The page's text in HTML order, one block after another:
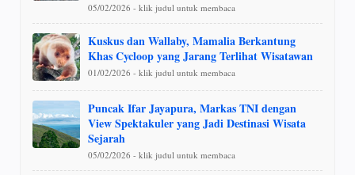
05/02/2026 - klik judul untuk membaca
Kuskus dan Wallaby, Mamalia Berkantung
Khas Cycloop yang Jarang Terlihat Wisatawan
01/02/2026 - klik judul untuk membaca
Puncak Ifar Jayapura, Markas TNI dengan
View Spektakuler yang Jadi Destinasi Wisata
Sejarah
05/02/2026 - klik judul untuk membaca